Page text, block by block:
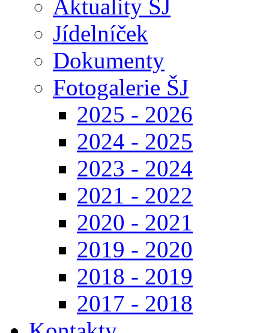
Aktuality ŠJ
Jídelníček
Dokumenty
Fotogalerie ŠJ
2025 - 2026
2024 - 2025
2023 - 2024
2021 - 2022
2020 - 2021
2019 - 2020
2018 - 2019
2017 - 2018